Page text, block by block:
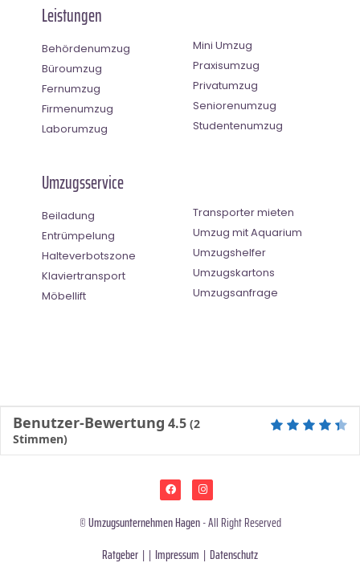
Leistungen
Behördenumzug
Büroumzug
Fernumzug
Firmenumzug
Laborumzug
Mini Umzug
Praxisumzug
Privatumzug
Seniorenumzug
Studentenumzug
Umzugsservice
Beiladung
Entrümpelung
Halteverbotszone
Klaviertransport
Möbellift
Transporter mieten
Umzug mit Aquarium
Umzugshelfer
Umzugskartons
Umzugsanfrage
Benutzer-Bewertung 4.5 (2
Stimmen)
©Umzugsunternehmen Hagen- All Right Reserved
Ratgeber | | Impressum | Datenschutz